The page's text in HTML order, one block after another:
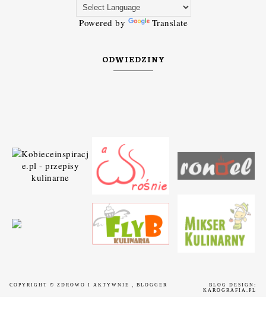
Powered by Translate
ODWIEDZINY
COPYRIGHT © ZDROWO I AKTYWNIE , BLOGGER
BLOG DESIGN:
KAROGRAFIA.PL